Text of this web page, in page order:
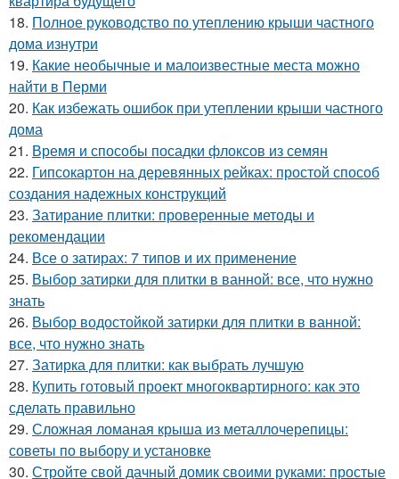
18. Полное руководство по утеплению крыши частного
дома изнутри
19. Какие необычные и малоизвестные места можно
найти в Перми
20. Как избежать ошибок при утеплении крыши частного
дома
21. Время и способы посадки флоксов из семян
22. Гипсокартон на деревянных рейках: простой способ
создания надежных конструкций
23. Затирание плитки: проверенные методы и
рекомендации
24. Все о затирах: 7 типов и их применение
25. Выбор затирки для плитки в ванной: все, что нужно
знать
26. Выбор водостойкой затирки для плитки в ванной:
все, что нужно знать
27. Затирка для плитки: как выбрать лучшую
28. Купить готовый проект многоквартирного: как это
сделать правильно
29. Сложная ломаная крыша из металлочерепицы:
советы по выбору и установке
30. Стройте свой дачный домик своими руками: простые